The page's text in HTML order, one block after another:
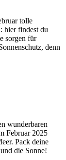
tolle
hier findest du
sorgen für
denn
wunderbaren
Februar 2025
Pack deine
die Sonne!